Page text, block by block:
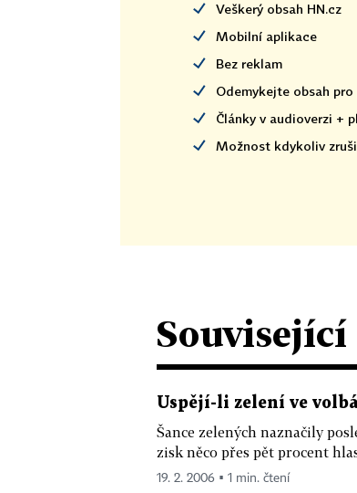
Veškerý obsah HN.cz
Mobilní aplikace
Bez reklam
Odemykejte obsah
Články v audioverzi +
Možnost kdykoliv
Uspějí-li zelení ve
Šance zelených naznačily
zisk něco přes pět procent
19. 2. 2006 ▪ 1 min. čtení